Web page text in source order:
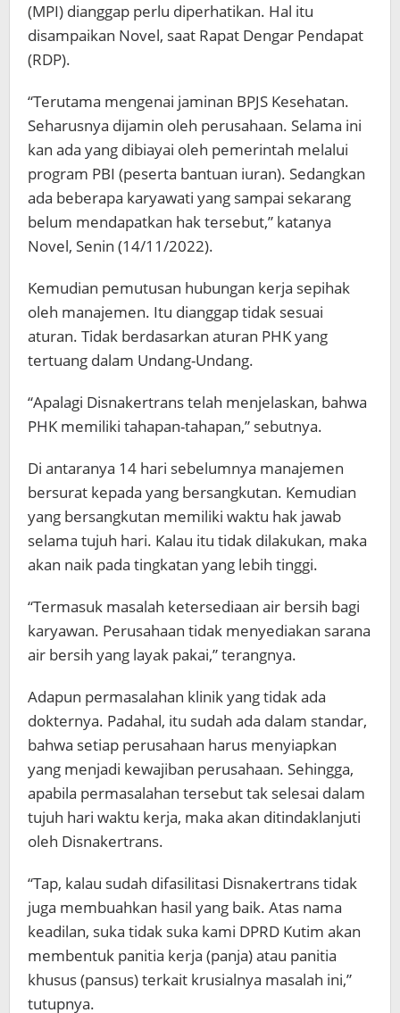
(MPI) dianggap perlu diperhatikan. Hal itu
disampaikan Novel, saat Rapat Dengar Pendapat
(RDP).
“Terutama mengenai jaminan BPJS Kesehatan.
Seharusnya dijamin oleh perusahaan. Selama ini
kan ada yang dibiayai oleh pemerintah melalui
program PBI (peserta bantuan iuran). Sedangkan
ada beberapa karyawati yang sampai sekarang
belum mendapatkan hak tersebut,” katanya
Novel, Senin (14/11/2022).
Kemudian pemutusan hubungan kerja sepihak
oleh manajemen. Itu dianggap tidak sesuai
aturan. Tidak berdasarkan aturan PHK yang
tertuang dalam Undang-Undang.
“Apalagi Disnakertrans telah menjelaskan, bahwa
PHK memiliki tahapan-tahapan,” sebutnya.
Di antaranya 14 hari sebelumnya manajemen
bersurat kepada yang bersangkutan. Kemudian
yang bersangkutan memiliki waktu hak jawab
selama tujuh hari. Kalau itu tidak dilakukan, maka
akan naik pada tingkatan yang lebih tinggi.
“Termasuk masalah ketersediaan air bersih bagi
karyawan. Perusahaan tidak menyediakan sarana
air bersih yang layak pakai,” terangnya.
Adapun permasalahan klinik yang tidak ada
dokternya. Padahal, itu sudah ada dalam standar,
bahwa setiap perusahaan harus menyiapkan
yang menjadi kewajiban perusahaan. Sehingga,
apabila permasalahan tersebut tak selesai dalam
tujuh hari waktu kerja, maka akan ditindaklanjuti
oleh Disnakertrans.
“Tap, kalau sudah difasilitasi Disnakertrans tidak
juga membuahkan hasil yang baik. Atas nama
keadilan, suka tidak suka kami DPRD Kutim akan
membentuk panitia kerja (panja) atau panitia
khusus (pansus) terkait krusialnya masalah ini,”
tutupnya.